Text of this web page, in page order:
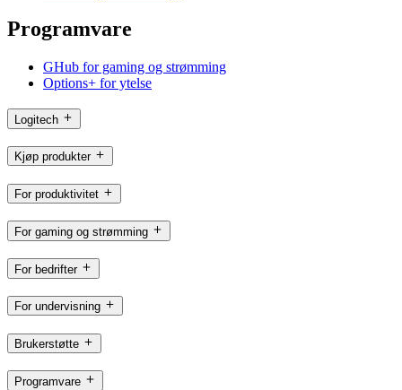
Programvare
GHub for gaming og strømming
Options+ for ytelse
Logitech
Kjøp produkter
For produktivitet
For gaming og strømming
For bedrifter
For undervisning
Brukerstøtte
Programvare